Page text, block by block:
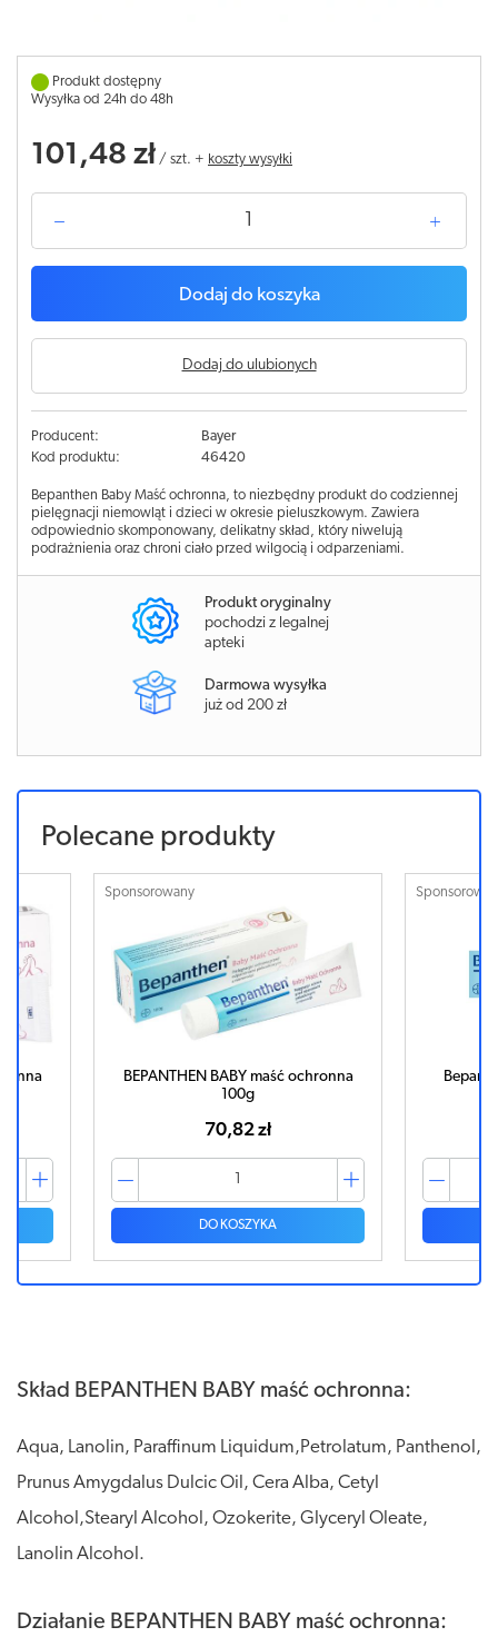
Produkt dostępny
Wysyłka od 24h do 48h
101,48 zł / szt. + koszty wysyłki
Dodaj do koszyka
Dodaj do ulubionych
Producent:
Bayer
Kod produktu:
46420
Bepanthen Baby Maść ochronna, to niezbędny produkt do codziennej
pielęgnacji niemowląt i dzieci w okresie pieluszkowym. Zawiera
odpowiednio skomponowany, delikatny skład, który niwelują
podrażnienia oraz chroni ciało przed wilgocią i odparzeniami.
Produkt oryginalny
pochodzi z legalnej
apteki
Darmowa wysyłka
już od 200 zł
Polecane produkty
Sponsorowany
BEPANTHEN BABY maść ochronna
100g
70,82 zł
DO KOSZYKA
Skład BEPANTHEN BABY maść ochronna:
Aqua, Lanolin, Paraffinum Liquidum,Petrolatum, Panthenol,
Prunus Amygdalus Dulcic Oil, Cera Alba, Cetyl
Alcohol,Stearyl Alcohol, Ozokerite, Glyceryl Oleate,
Lanolin Alcohol.
Działanie BEPANTHEN BABY maść ochronna: